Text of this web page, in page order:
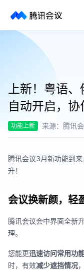
历史搜索
上新！粤语
自动开启，
功能上新 来源： 腾讯
腾讯会议3月新功能到
升！
会议换新颜，轻
腾讯会议会中界面全新
理。
您能更迅速访问常用功
时，有效减少遮挡情况